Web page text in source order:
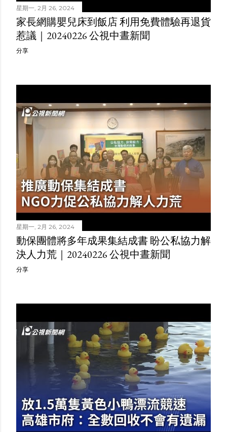
星期一, 2月 26, 2024
家長網購嬰兒床到飯店 利用免費體驗再退貨
惹議｜20240226 公視中晝新聞
分享
星期一, 2月 26, 2024
動保團體將多年成果集結成書 盼公私協力解
決人力荒｜20240226 公視中晝新聞
分享